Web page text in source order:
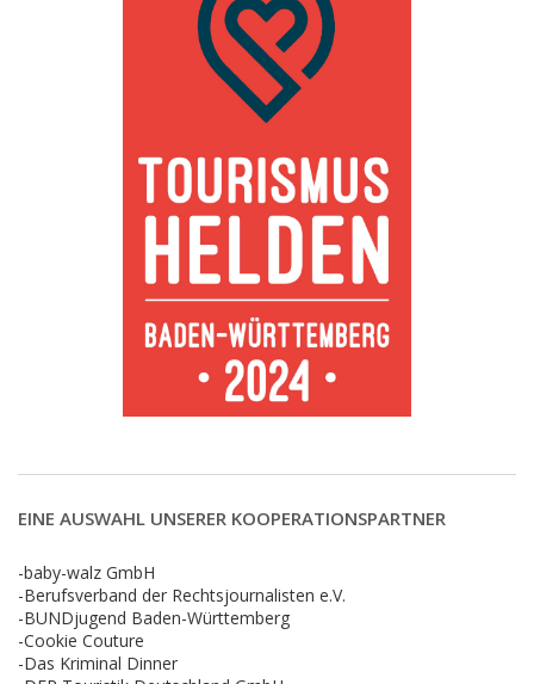
EINE AUSWAHL UNSERER KOOPERATIONSPARTNER
-baby-walz GmbH
-Berufsverband der Rechtsjournalisten e.V.
-BUNDjugend Baden-Württemberg
-Cookie Couture
-Das Kriminal Dinner